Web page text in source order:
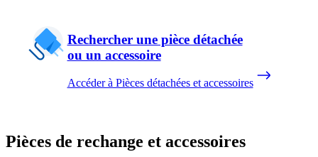
Rechercher une pièce détachée
ou un accessoire
Accéder à Pièces détachées et accessoires
Pièces de rechange et accessoires